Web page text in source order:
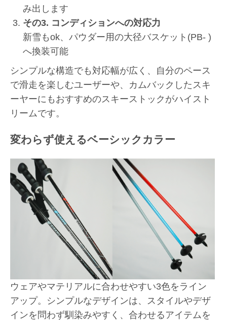
み出します
その3. コンディションへの対応力
新雪もok、パウダー用の大径バスケット(PB- )
へ換装可能
シンプルな構造でも対応幅が広く、自分のペース
で滑走を楽しむユーザーや、カムバックしたスキ
ーヤーにもおすすめのスキーストックがハイスト
リームです。
変わらず使えるベーシックカラー
ウェアやマテリアルに合わせやすい3色をライン
アップ。シンプルなデザインは、スタイルやデザ
インを問わず馴染みやすく、合わせるアイテムを